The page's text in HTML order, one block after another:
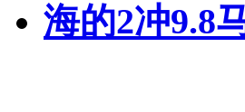
海的2冲9.8